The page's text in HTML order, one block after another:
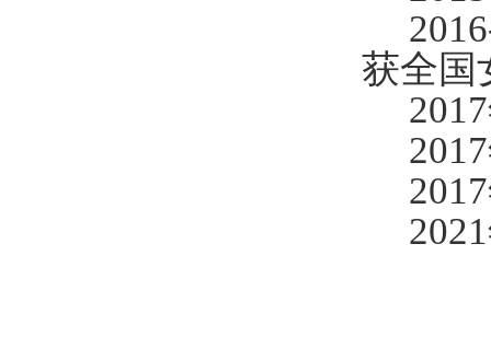
获全国
2017
2017
2021